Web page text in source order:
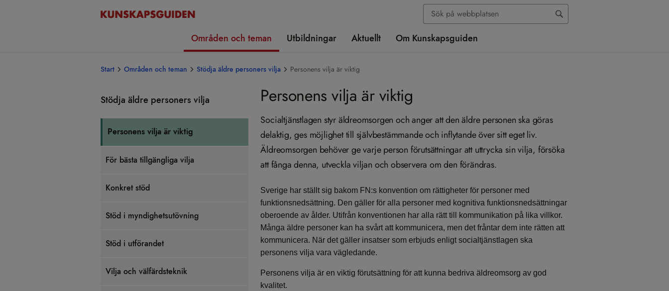
Områden och teman Utbildningar Aktuellt Om Kunskapsguiden
Start Områden och teman Stödja äldre personers vilja Personens vilja är viktig
Stödja äldre per­so­ners vilja
Per­so­nens vilja är vik­tig
För bästa till­gäng­liga vilja
Kon­k­ret stöd
Stöd i myn­dig­hets­ut­öv­ning
Stöd i utfö­ran­det
Vilja och väl­färds­tek­nik
Personens vilja är viktig
Socialtjänstlagen styr äldreomsorgen och anger att den äldre personen ska göras
delaktig, ges möjlighet till självbestämmande och inflytande över sitt eget liv.
Äldreomsorgen behöver ge varje person förutsättningar att uttrycka sin vilja, försöka
att fånga denna, utveckla viljan och observera om den förändras.
Sverige har ställt sig bakom FN:s konvention om rättigheter för personer med
funktionsnedsättning. Den gäller för alla personer med kognitiva funktionsnedsättningar
oberoende av ålder. Utifrån konventionen har alla rätt till kommunikation på lika villkor.
Många äldre personer kan ha svårt att kommunicera, men det fråntar dem inte rätten att
kommunicera. När det gäller insatser som erbjuds enligt socialtjänstlagen ska
personens vilja vara vägledande.
Personens vilja är en viktig förutsättning för att kunna bedriva äldreomsorg av god
kvalitet.